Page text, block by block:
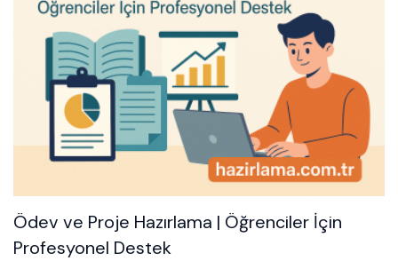
Ödev ve Proje Hazırlama | Öğrenciler İçin
Profesyonel Destek